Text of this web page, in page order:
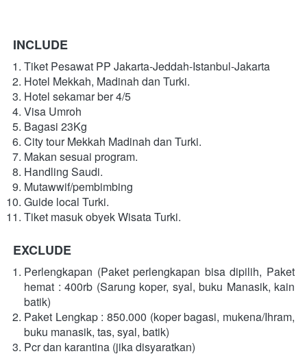
INCLUDE
Tiket Pesawat PP Jakarta-Jeddah-Istanbul-Jakarta
Hotel Mekkah, Madinah dan Turki.
Hotel sekamar ber 4/5
Visa Umroh
Bagasi 23Kg
City tour Mekkah Madinah dan Turki.
Makan sesuai program.
Handling Saudi.
Mutawwif/pembimbing
Guide local Turki.
Tiket masuk obyek Wisata Turki.
EXCLUDE
Perlengkapan (Paket perlengkapan bisa dipilih, Paket
hemat : 400rb (Sarung koper, syal, buku Manasik, kain
batik)
Paket Lengkap : 850.000 (koper bagasi, mukena/Ihram,
buku manasik, tas, syal, batik)
Pcr dan karantina (jika disyaratkan)